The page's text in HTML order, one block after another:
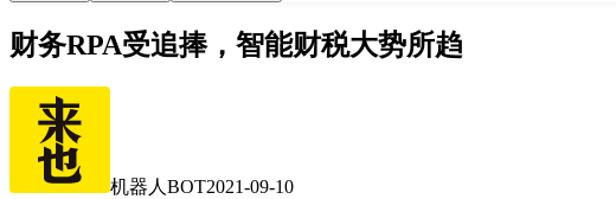
财务RPA受追捧，智能财税大势所趋
机器人BOT2021-09-10